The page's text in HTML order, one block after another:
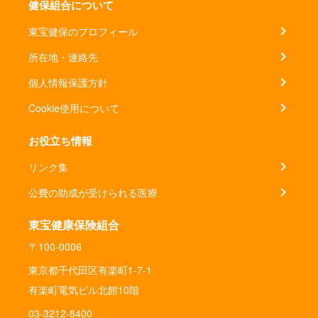
健保組合について
東宝健保のプロフィール
所在地・連絡先
個人情報保護方針
Cookie使用について
お役立ち情報
リンク集
公費の助成が受けられる医療
東宝健康保険組合
〒100-0006
東京都千代田区有楽町1-7-1
有楽町電気ビル北館10階
03-3212-8400